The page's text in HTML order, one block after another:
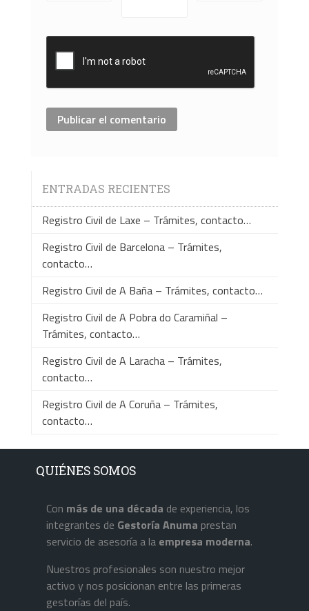
ENTRADAS RECIENTES
Registro Civil de Laxe – Trámites, contacto…
Registro Civil de Barcelona – Trámites,
contacto…
Registro Civil de A Baña – Trámites, contacto…
Registro Civil de A Pobra do Caramiñal –
Trámites, contacto…
Registro Civil de A Laracha – Trámites,
contacto…
Registro Civil de A Coruña – Trámites,
contacto…
QUIÉNES SOMOS
Con más de una década de experiencia, los
integrantes de Gestoría Anuma prestan
servicio de asesoría a la empresa moderna.
Nuestros profesionales son nuestro mejor
activo y nos posicionan entre las primeras
gestorías del país.